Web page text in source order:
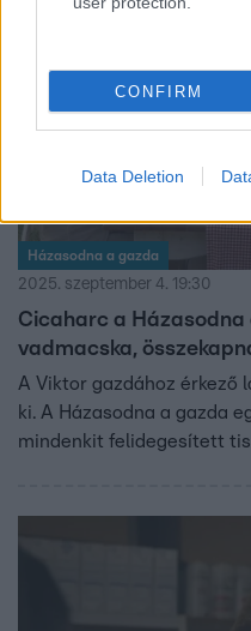
CONFIRM
Data Deletion
Házasodna a gazda
2025. szeptember 4. 19:30
Cicaharc a Házasodna
vadmacska,
A Viktor gazdához érkező
ki. A Házasodna a gazda
mindenkit felidegesített